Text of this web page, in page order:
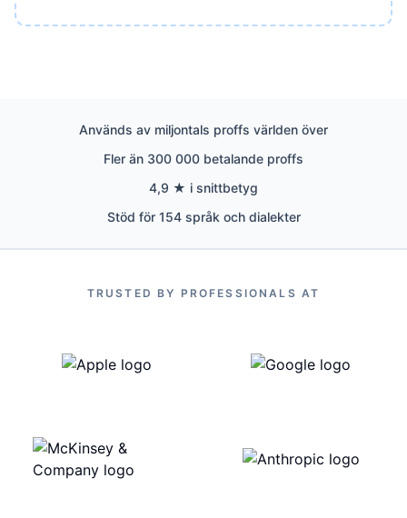
Används av miljontals proffs världen över
Fler än 300 000 betalande proffs
4,9 ★ i snittbetyg
Stöd för 154 språk och dialekter
TRUSTED BY PROFESSIONALS AT